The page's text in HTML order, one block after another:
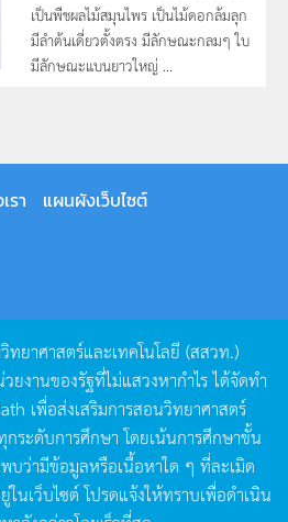
เป็นพืชผลไม้สมุนไพร เป็นไม้ดอกล้มลุก
มีลำต้นเดี่ยวตั้งตรง มีลักษณะกลมๆ ใบ
มีลักษณะแบนยาวใหญ่ ...
รา
แผนผังเว็บไซต์
ยาศาสตร์และเทคโนโลยี (สสวท.)
ยงานของรัฐที่ไม่แสวงหากำไรได้จัดทำ
เพื่อส่งเสริมการสอนวิทยาศาสตร์
ระดับการศึกษา โดยเน้นการศึกษาขั้น
บว่ามีข้อมูลหรือเนื้อหาใด ๆ ที่ละเมิด
นเว็บไซต์โปรดแจ้งให้ทราบเพื่อดำเนิน